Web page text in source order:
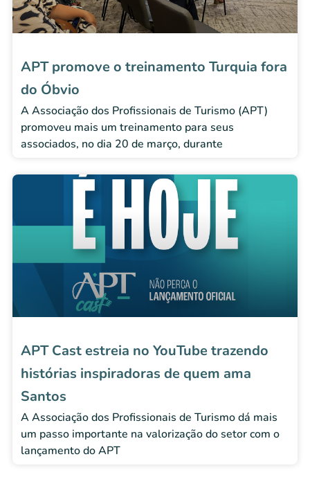
APT promove o treinamento Turquia fora
do Óbvio
A Associação dos Profissionais de Turismo (APT)
promoveu mais um treinamento para seus
associados, no dia 20 de março, durante
APT Cast estreia no YouTube trazendo
histórias inspiradoras de quem ama
Santos
A Associação dos Profissionais de Turismo dá mais
um passo importante na valorização do setor com o
lançamento do APT